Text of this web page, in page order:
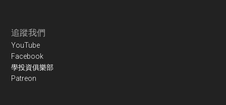
Footer
追蹤我們
YouTube
Facebook
學投資俱樂部
Patreon